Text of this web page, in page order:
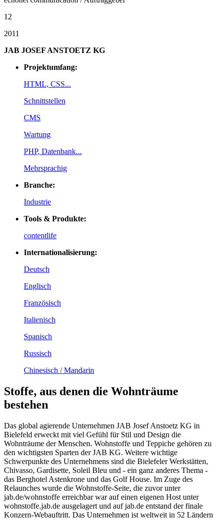
12
2011
JAB JOSEF ANSTOETZ KG
Projektumfang:
HTML, CSS...
Schnittstellen
CMS
Wartung
PHP, Datenbank...
Mehrsprachig
Branche:
Industrie
Tools & Produkte:
contentlife
Internationalisierung:
Deutsch
Englisch
Französisch
Italienisch
Spanisch
Russisch
Chinesisch / Mandarin
Stoffe, aus denen die Wohnträume
bestehen
Das global agierende Unternehmen JAB Josef Anstoetz KG in
Bielefeld erweckt mit viel Gefühl für Stil und Design die
Wohnträume der Menschen. Wohnstoffe und Teppiche gehören zu
den wichtigsten Sparten der JAB KG. Weitere wichtige
Schwerpunkte des Unternehmens sind die Bielefeler Werkstätten,
Chivasso, Gardisette, Soleil Bleu und - ein ganz anderes Thema -
das Berghotel Astenkrone und das Golf House. Im Zuge des
Relaunches wurde die Wohnstoffe-Seite, die zuvor unter
jab.de/wohnstoffe erreichbar war auf einen eigenen Host unter
wohnstoffe.jab.de ausgelagert und auf jab.de entstand der finale
Konzern-Webauftritt. Das Unternehmen ist weltweit in 52 Ländern